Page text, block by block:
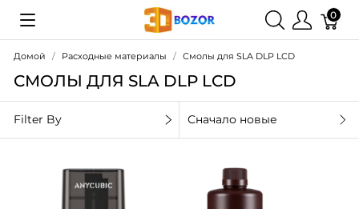
0
Домой Расходные материалы Смолы для SLA DLP LCD
СМОЛЫ ДЛЯ SLA DLP LCD
Filter By Сначало новые